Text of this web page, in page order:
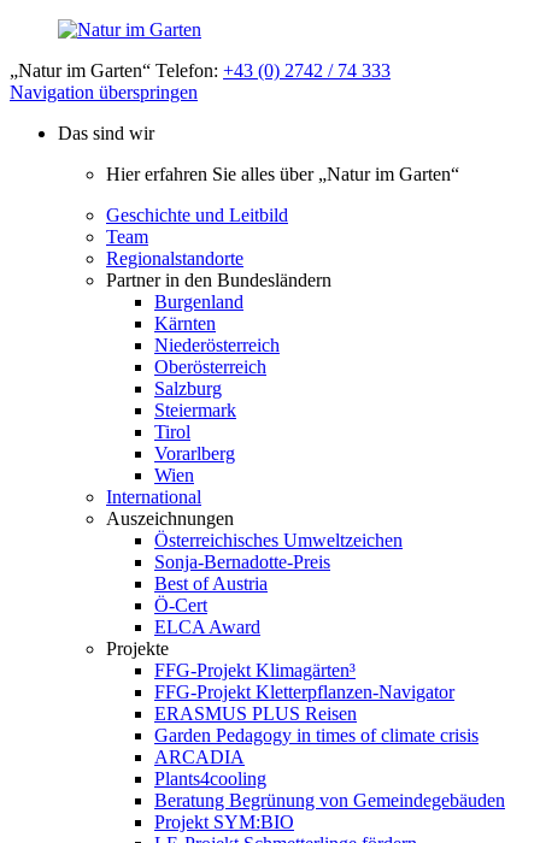
„Natur im Garten“ Telefon: +43 (0) 2742 / 74 333
Navigation überspringen
Das sind wir
Hier erfahren Sie alles über „Natur im Garten“
Geschichte und Leitbild
Team
Regionalstandorte
Partner in den Bundesländern
Burgenland
Kärnten
Niederösterreich
Oberösterreich
Salzburg
Steiermark
Tirol
Vorarlberg
Wien
International
Auszeichnungen
Österreichisches Umweltzeichen
Sonja-Bernadotte-Preis
Best of Austria
Ö-Cert
ELCA Award
Projekte
FFG-Projekt Klimagärten³
FFG-Projekt Kletterpflanzen-Navigator
ERASMUS PLUS Reisen
Garden Pedagogy in times of climate crisis
ARCADIA
Plants4cooling
Beratung Begrünung von Gemeindegebäuden
Projekt SYM:BIO